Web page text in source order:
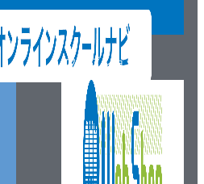
ウェブショップ